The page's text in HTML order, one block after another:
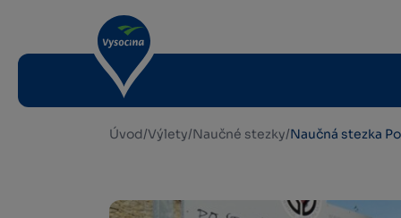
Úvod/Výlety/Naučné stezky/Naučná stezka